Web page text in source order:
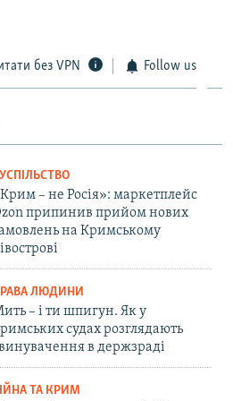
без VPN Follow us
– не Росія»: маркетплейс
припинив прийом нових
на Кримському
ЛЮДИНИ
– і ти шпигун. Як у
судах розглядають
в держзраді
ТА КРИМ